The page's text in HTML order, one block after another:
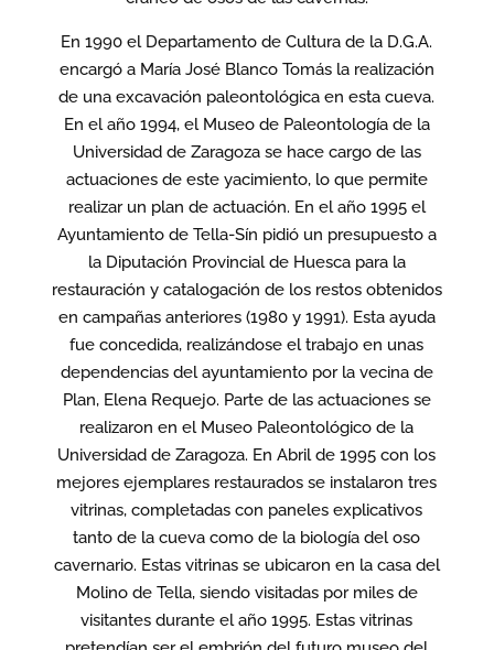
En 1990 el Departamento de Cultura de la D.G.A.
encargó a María José Blanco Tomás la realización
de una excavación paleontológica en esta cueva.
En el año 1994, el Museo de Paleontología de la
Universidad de Zaragoza se hace cargo de las
actuaciones de este yacimiento, lo que permite
realizar un plan de actuación. En el año 1995 el
Ayuntamiento de Tella-Sín pidió un presupuesto a
la Diputación Provincial de Huesca para la
restauración y catalogación de los restos obtenidos
en campañas anteriores (1980 y 1991). Esta ayuda
fue concedida, realizándose el trabajo en unas
dependencias del ayuntamiento por la vecina de
Plan, Elena Requejo. Parte de las actuaciones se
realizaron en el Museo Paleontológico de la
Universidad de Zaragoza. En Abril de 1995 con los
mejores ejemplares restaurados se instalaron tres
vitrinas, completadas con paneles explicativos
tanto de la cueva como de la biología del oso
cavernario. Estas vitrinas se ubicaron en la casa del
Molino de Tella, siendo visitadas por miles de
visitantes durante el año 1995. Estas vitrinas